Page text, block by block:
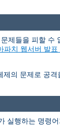
제들을 피할 수
파치 웹서버 발표
의 문제로 공
실행하는 명령